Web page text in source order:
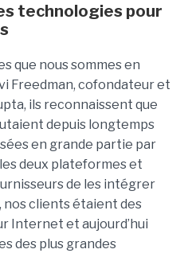
technologies pour
que nous sommes en
Freedman, cofondateur et
ils reconnaissent que
depuis longtemps
en grande partie par
deux plateformes et
de les intégrer
nos clients étaient des
Internet et aujourd’hui
des plus grandes